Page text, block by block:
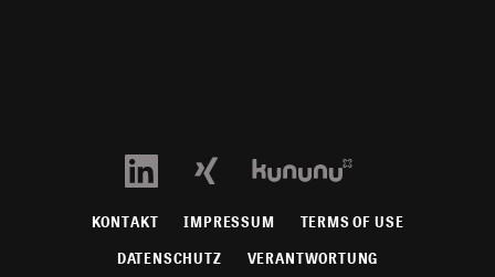
KONTAKT IMPRESSUM TERMS OF USE
DATENSCHUTZ VERANTWORTUNG